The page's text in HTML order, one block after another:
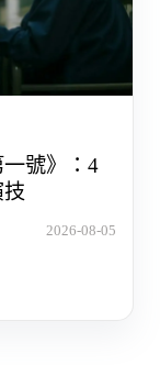
號》：4
2026-08-05